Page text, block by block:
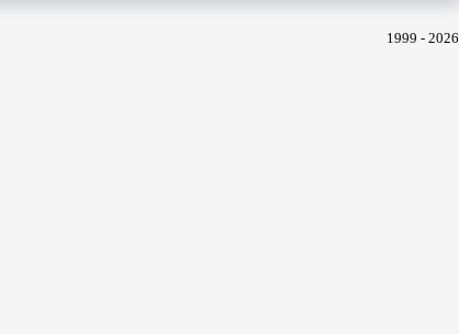
1999 - 2026